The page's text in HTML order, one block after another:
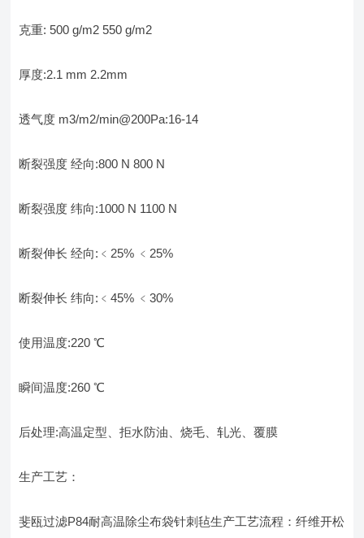
克重: 500 g/m2 550 g/m2
厚度:2.1 mm 2.2mm
透气度 m3/m2/min@200Pa:16-14
断裂强度 经向:800 N 800 N
断裂强度 纬向:1000 N 1100 N
断裂伸长 经向:﹤25% ﹤25%
断裂伸长 纬向:﹤45% ﹤30%
使用温度:220 ℃
瞬间温度:260 ℃
后处理:高温定型、拒水防油、烧毛、轧光、覆膜
生产工艺：
斐瓯过滤P84耐高温除尘布袋针刺毡生产工艺流程：纤维开松